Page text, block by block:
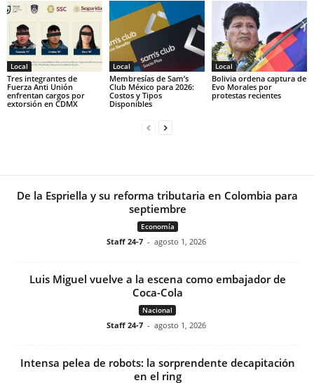
Local
Tres integrantes de
Fuerza Anti Unión
enfrentan cargos por
extorsión en CDMX
Local
Membresías de Sam’s
Club México para 2026:
Costos y Tipos
Disponibles
Local
Bolivia ordena captura de
Evo Morales por
protestas recientes
De la Espriella y su reforma tributaria en Colombia para
septiembre
Economía
Staff 24-7 - agosto 1, 2026
Luis Miguel vuelve a la escena como embajador de
Coca-Cola
Nacional
Staff 24-7 - agosto 1, 2026
Intensa pelea de robots: la sorprendente decapitación
en el ring